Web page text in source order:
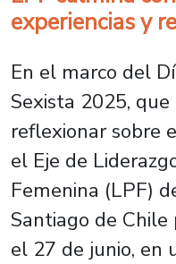
experiencias y
En el marco del
Sexista 2025,
reflexionar sobre
el Eje de
Femenina (LPF)
Santiago de
el 27 de junio, en